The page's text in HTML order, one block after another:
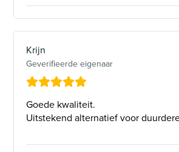
Krijn
Geverifieerde eigenaar
Goede kwaliteit.
Uitstekend alternatief voor